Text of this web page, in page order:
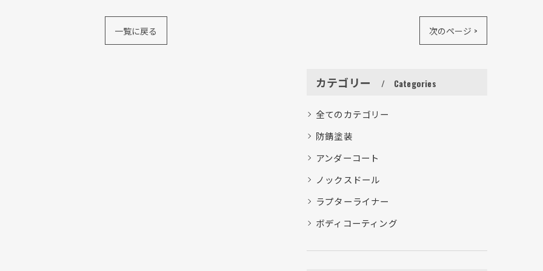
一覧に戻る 次のページ >
カテゴリー Categories
全てのカテゴリー
防錆塗装
アンダーコート
ノックスドール
ラプターライナー
ボディコーティング